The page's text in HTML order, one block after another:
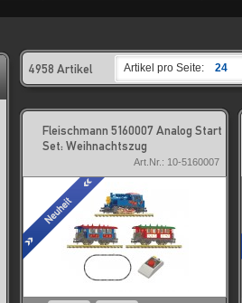
4958 Artikel Artikel pro Seite: 24
Fleischmann 5160007 Analog Start
Set: Weihnachtszug
Art.Nr.: 10-5160007